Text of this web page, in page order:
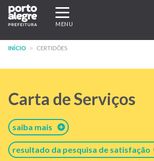
Pular
para
conteúdo
Expandir/recolher
navegação
MENU
INÍCIO CERTIDÕES
Carta de Serviços
saiba mais
resultado da pesquisa de satisfação